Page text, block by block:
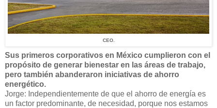
CEO.
Sus primeros corporativos en México cumplieron con el
propósito de generar bienestar en las áreas de trabajo,
pero también abanderaron iniciativas de ahorro
energético.
Jorge: Independientemente de que el ahorro de energía es
un factor predominante, de necesidad, porque nos estamos